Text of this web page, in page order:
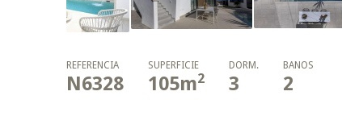
REFERENCIA
N6328
SUPERFICIE
105m2
DORM.
3
BAÑOS
2